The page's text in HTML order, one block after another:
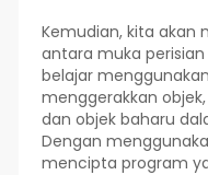
Kemudian, kita
antara muka
belajar
menggerakkan
dan objek baharu
Dengan
mencipta program